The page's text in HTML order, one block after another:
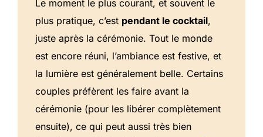
Le moment le plus courant, et souvent le
plus pratique, c’est pendant le cocktail,
juste après la cérémonie. Tout le monde
est encore réuni, l’ambiance est festive, et
la lumière est généralement belle. Certains
couples préfèrent les faire avant la
cérémonie (pour les libérer complètement
ensuite), ce qui peut aussi très bien